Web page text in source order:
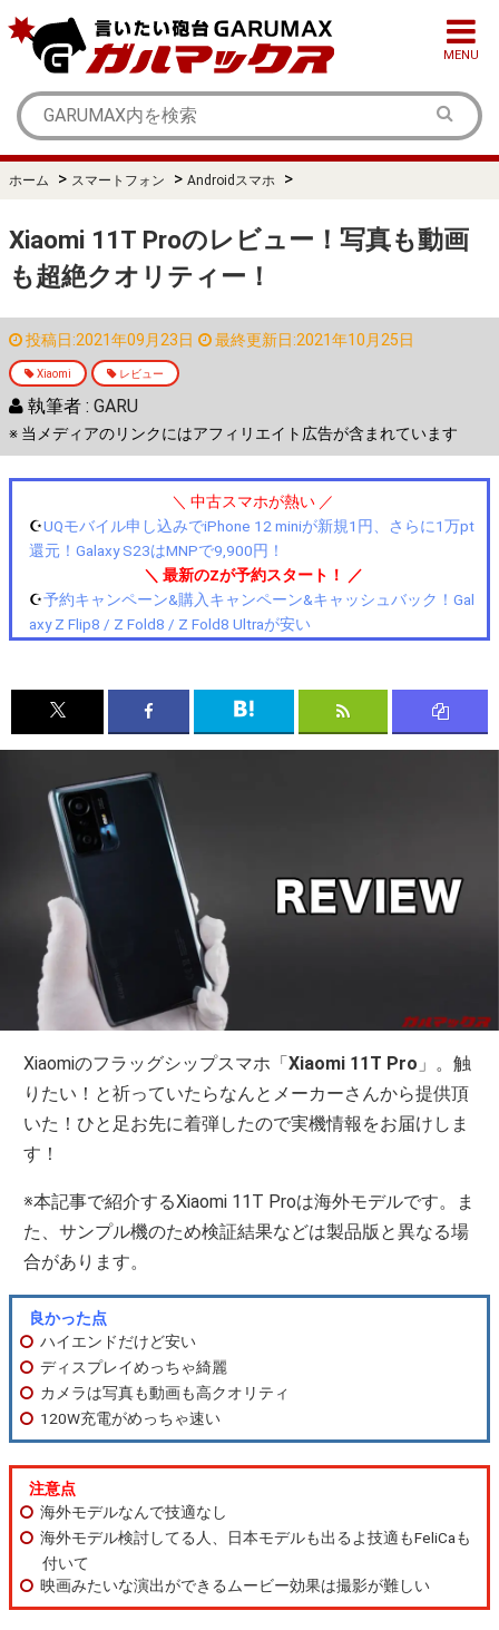
MENU
ホーム > スマートフォン > Androidスマホ >
Xiaomi 11T Proのレビュー！写真も動画
も超絶クオリティー！
投稿日:2021年09月23日 最終更新日:2021年10月25日
Xiaomi レビュー
執筆者 : GARU
※ 当メディアのリンクにはアフィリエイト広告が含まれています
＼ 中古スマホが熱い ／
☪️UQモバイル申し込みでiPhone 12 miniが新規1円、さらに1万pt
還元！Galaxy S23はMNPで9,900円！
＼ 最新のZが予約スタート！ ／
☪️予約キャンペーン&購入キャンペーン&キャッシュバック！Gal
axy Z Flip8 / Z Fold8 / Z Fold8 Ultraが安い
Xiaomiのフラッグシップスマホ「Xiaomi 11T Pro 」。触
りたい！と祈っていたらなんとメーカーさんから提供頂
いた！ひと足お先に着弾したので実機情報をお届けしま
す！
※本記事で紹介するXiaomi 11T Proは海外モデルです。ま
た、サンプル機のため検証結果などは製品版と異なる場
合があります。
良かった点
ハイエンドだけど安い
ディスプレイめっちゃ綺麗
カメラは写真も動画も高クオリティ
120W充電がめっちゃ速い
注意点
海外モデルなんで技適なし
海外モデル検討してる人、日本モデルも出るよ技適もFeliCaも
付いて
映画みたいな演出ができるムービー効果は撮影が難しい